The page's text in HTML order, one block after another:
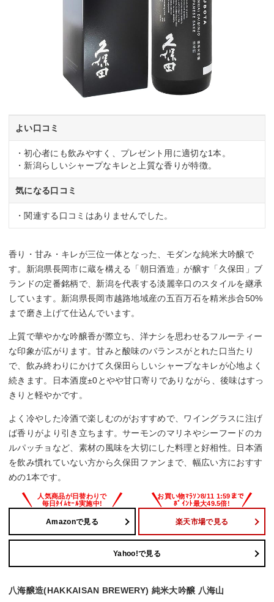
よい口コミ
・初心者にも飲みやすく、プレゼント用に適切な1本。
・新潟らしいシャープなキレと上質な香りが特徴。
気になる口コミ
・関連する口コミはありませんでした。
香り・甘み・キレが三位一体となった、モダンな純米大吟醸で
す。新潟県長岡市に蔵を構える「朝日酒造」が醸す「久保田」ブ
ランドの定番銘柄で、新潟を代表する淡麗辛口のスタイルを継承
しています。新潟県長岡市越路地域産の五百万石を精米歩合50%
まで磨き上げて仕込んでいます。
上質で華やかな吟醸香が際立ち、洋ナシを思わせるフルーティー
な印象が広がります。甘みと酸味のバランスがとれた口当たり
で、飲み終わりにかけて久保田らしいシャープなキレが心地よく
続きます。日本酒度±0とやや甘口寄りでありながら、後味はすっ
きりと軽やかです。
よく冷やした冷酒で楽しむのがおすすめで、ワイングラスに注げ
ば香りがより引き立ちます。サーモンのマリネやシーフードのカ
ルパッチョなど、素材の風味を大切にした料理と好相性。日本酒
を飲み慣れていない方から久保田ファンまで、幅広い方におすす
めの1本です。
Amazonで見る 楽天市場で見る
Yahoo!で見る
八海醸造(HAKKAISAN BREWERY) 純米大吟醸 八海山